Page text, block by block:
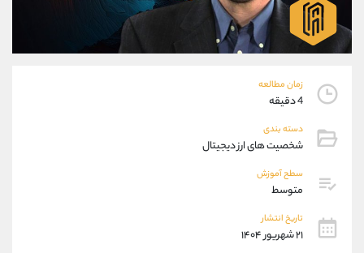
زمان مطالعه
4 دقیقه
دسته بندی
شخصیت های ارز دیجیتال
سطح آموزش
متوسط
تاریخ انتشار
۲۱ شهریور ۱۴۰۴
09304891085
واتساپ
تلگرام @Armteam_admin_103
پشتیبان فروش
موبایل
اطلاعات تماس (دفتر فروش)